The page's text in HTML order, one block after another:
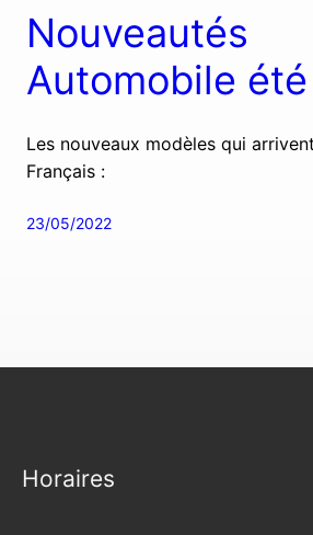
Nouveautés
Automobile
Les nouveaux modèles qui
Français :
23/05/2022
Horaires